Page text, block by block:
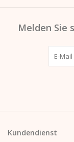
Melden Sie
Kundendienst